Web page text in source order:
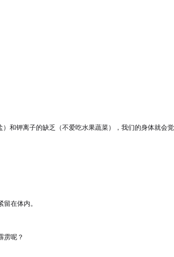
和钾离子的缺乏（不爱吃水果蔬菜），我们的身体就会
在体内。
雳呢？